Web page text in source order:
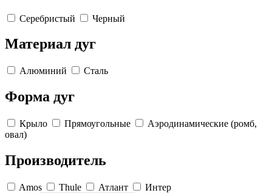
Серебристый Черный
Материал дуг
Алюминий Сталь
Форма дуг
Крыло Прямоугольные
Аэродинамические (ромб,
овал)
Производитель
Amos Thule Атлант Интер